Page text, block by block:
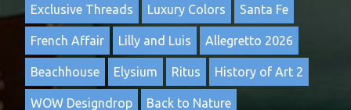
Exclusive Threads Luxury Colors Santa Fe
French Affair Lilly and Luis Allegretto 2026
Beachhouse Elysium Ritus History of Art 2
WOW Designdrop Back to Nature